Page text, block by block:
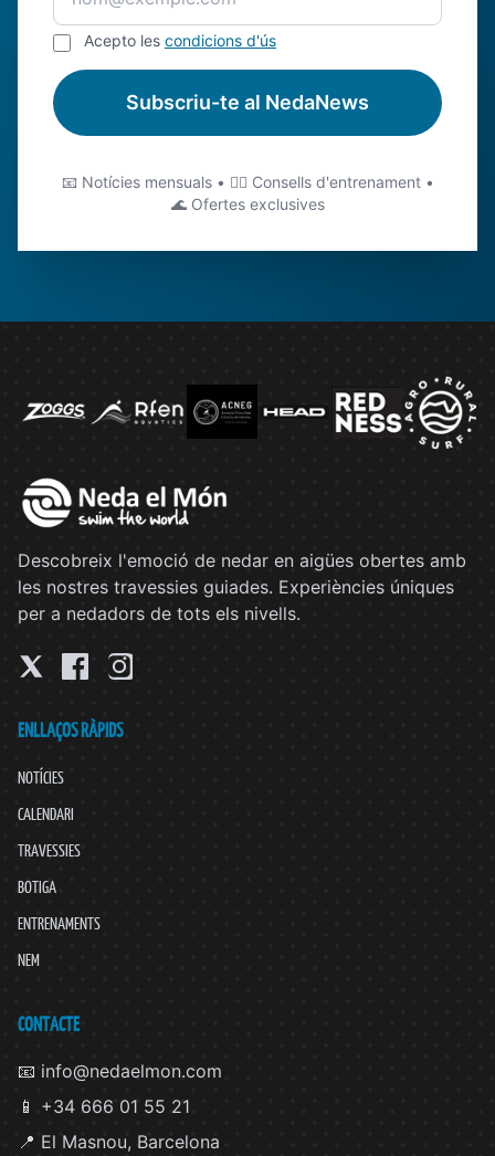
Acepto les condicions d'ús
Subscriu-te al NedaNews
📧 Notícies mensuals • 🏊‍♂️ Consells d'entrenament •
🌊 Ofertes exclusives
Descobreix l'emoció de nedar en aigües obertes amb
les nostres travessies guiades. Experiències úniques
per a nedadors de tots els nivells.
ENLLAÇOS RÀPIDS
NOTÍCIES
CALENDARI
TRAVESSIES
BOTIGA
ENTRENAMENTS
NEM
CONTACTE
📧 info@nedaelmon.com
📱 +34 666 01 55 21
📍 El Masnou, Barcelona